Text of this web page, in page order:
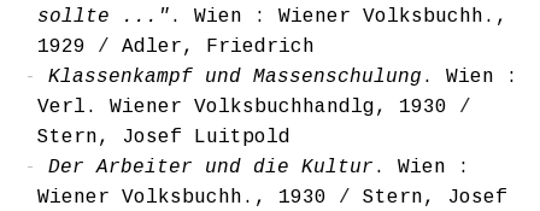
sollte ..." . Wien : Wiener Volksbuchh.,
1929 / Adler, Friedrich
Klassenkampf und Massenschulung . Wien :
Verl. Wiener Volksbuchhandlg, 1930 /
Stern, Josef Luitpold
Der Arbeiter und die Kultur . Wien :
Wiener Volksbuchh., 1930 / Stern, Josef